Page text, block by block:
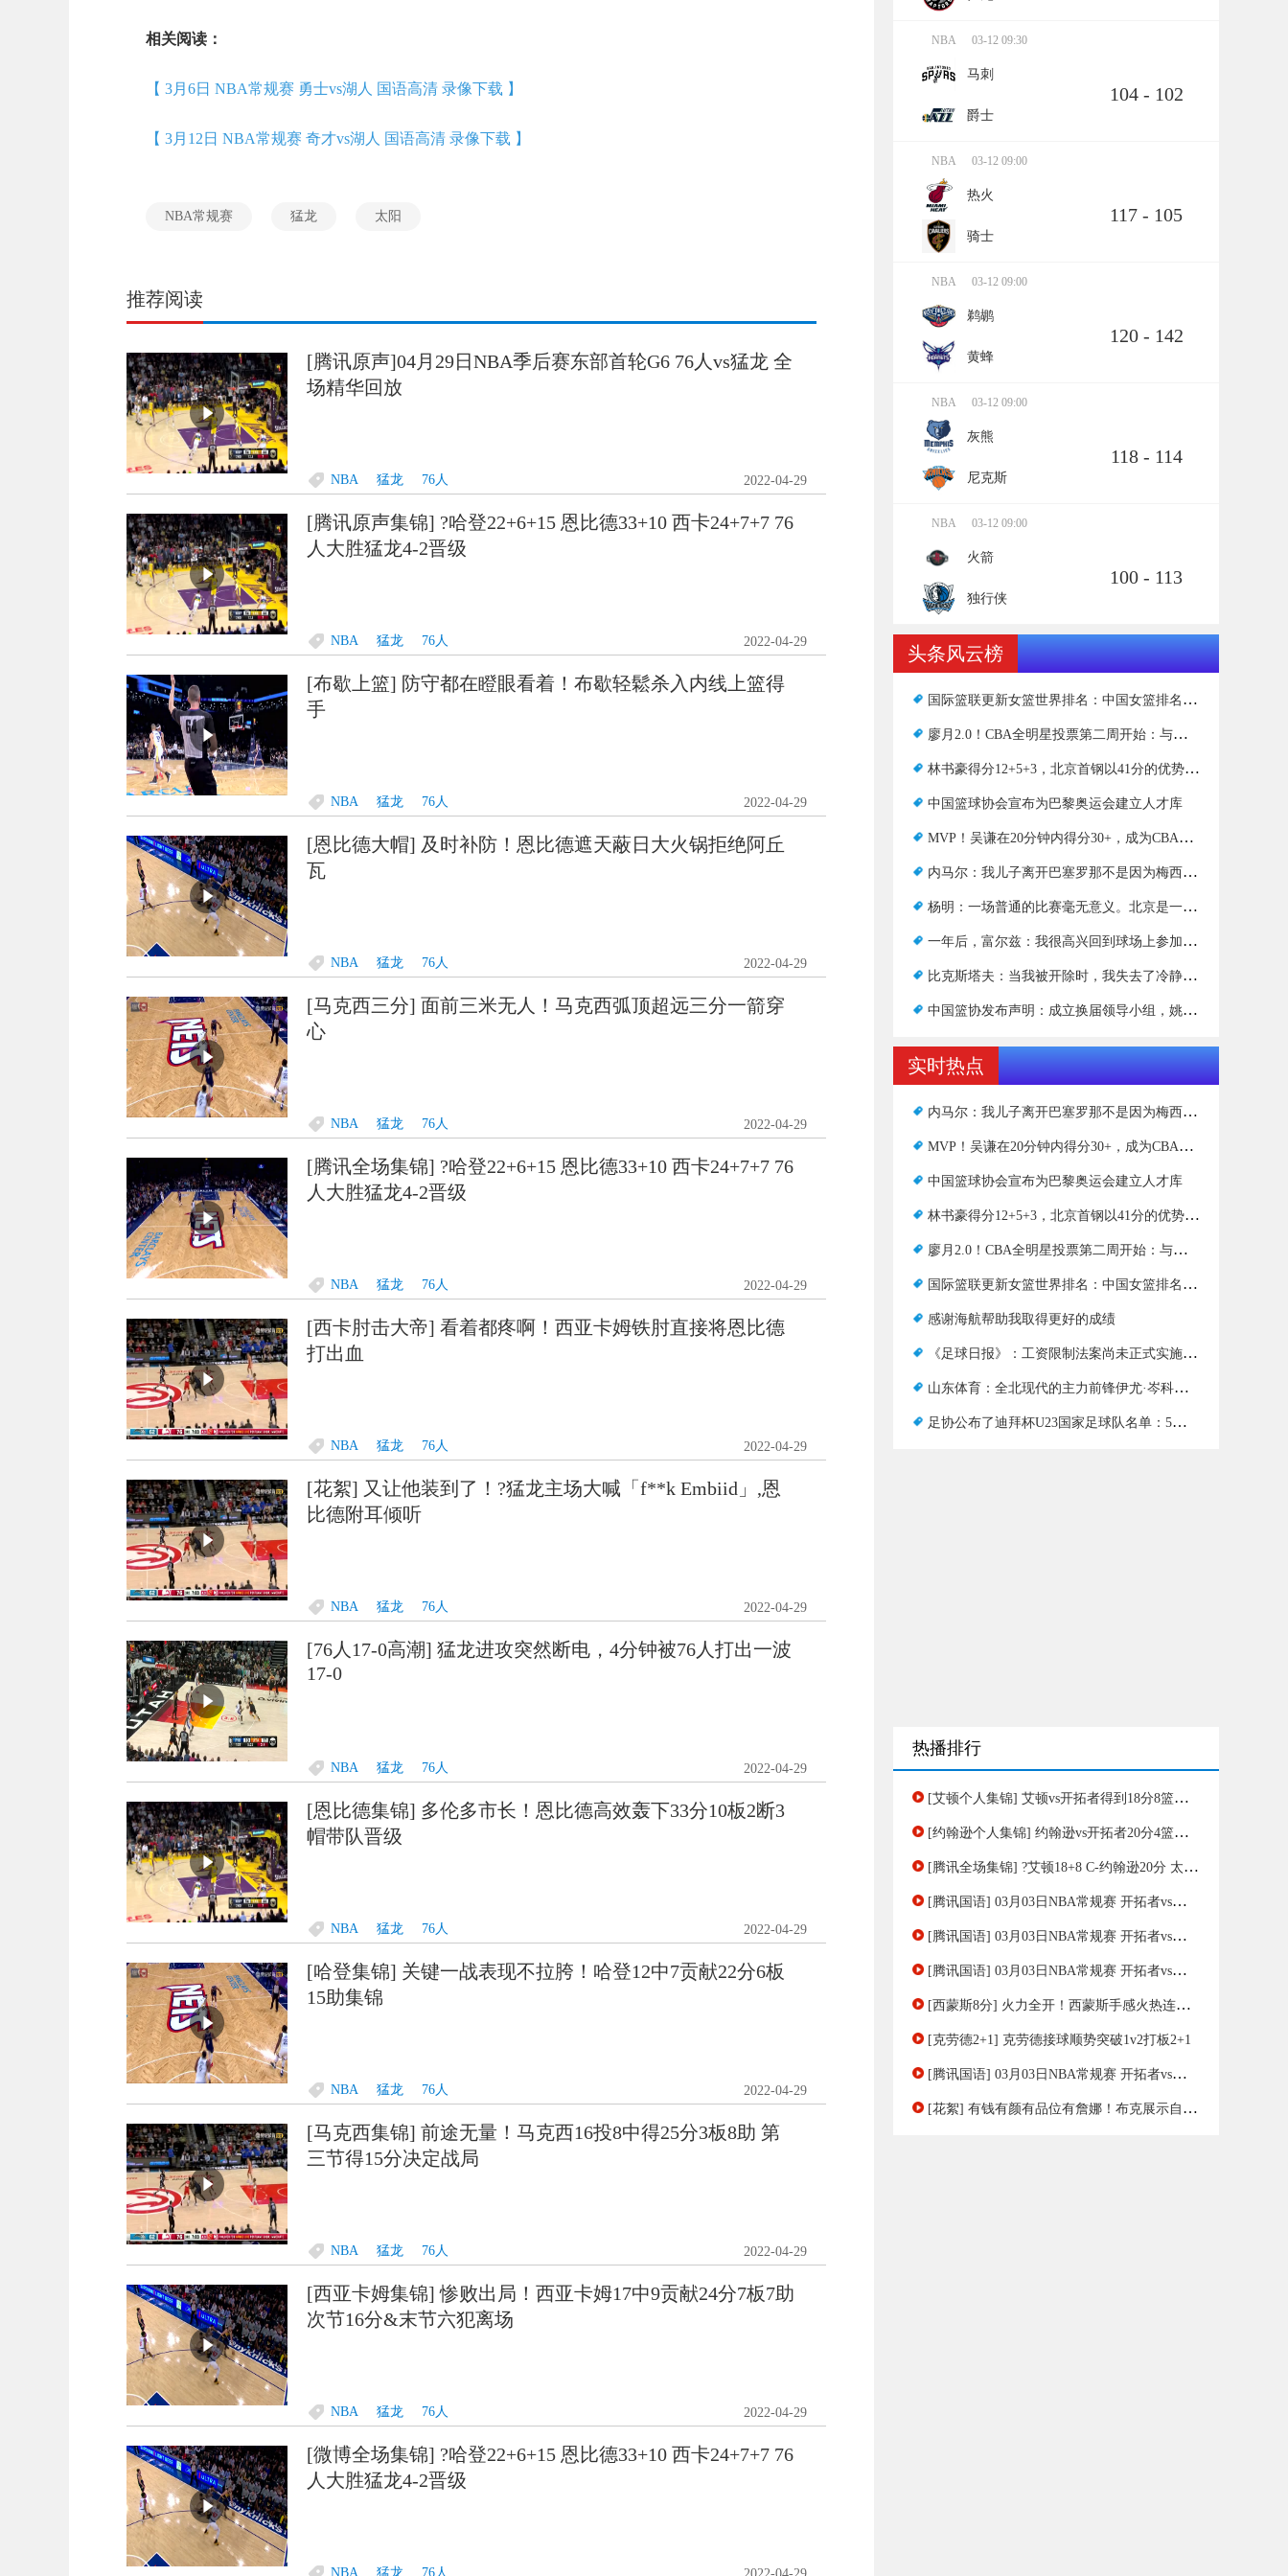
相关阅读：
【 3月6日 NBA常规赛 勇士vs湖人 国语高清 录像下载 】
【 3月12日 NBA常规赛 奇才vs湖人 国语高清 录像下载 】
NBA常规赛 猛龙 太阳
推荐阅读
[腾讯原声]04月29日NBA季后赛东部首轮G6 76人vs猛龙 全
场精华回放
NBA 猛龙 76人 2022-04-29
[腾讯原声集锦] ?哈登22+6+15 恩比德33+10 西卡24+7+7 76
人大胜猛龙4-2晋级
NBA 猛龙 76人 2022-04-29
[布歇上篮] 防守都在瞪眼看着！布歇轻鬆杀入内线上篮得
手
NBA 猛龙 76人 2022-04-29
[恩比德大帽] 及时补防！恩比德遮天蔽日大火锅拒绝阿丘
瓦
NBA 猛龙 76人 2022-04-29
[马克西三分] 面前三米无人！马克西弧顶超远三分一箭穿
心
NBA 猛龙 76人 2022-04-29
[腾讯全场集锦] ?哈登22+6+15 恩比德33+10 西卡24+7+7 76
人大胜猛龙4-2晋级
NBA 猛龙 76人 2022-04-29
[西卡肘击大帝] 看着都疼啊！西亚卡姆铁肘直接将恩比德
打出血
NBA 猛龙 76人 2022-04-29
[花絮] 又让他装到了！?猛龙主场大喊「f**k Embiid」,恩
比德附耳倾听
NBA 猛龙 76人 2022-04-29
[76人17-0高潮] 猛龙进攻突然断电，4分钟被76人打出一波
17-0
NBA 猛龙 76人 2022-04-29
[恩比德集锦] 多伦多市长！恩比德高效轰下33分10板2断3
帽带队晋级
NBA 猛龙 76人 2022-04-29
[哈登集锦] 关键一战表现不拉胯！哈登12中7贡献22分6板
15助集锦
NBA 猛龙 76人 2022-04-29
[马克西集锦] 前途无量！马克西16投8中得25分3板8助 第
三节得15分决定战局
NBA 猛龙 76人 2022-04-29
[西亚卡姆集锦] 惨败出局！西亚卡姆17中9贡献24分7板7助
次节16分&末节六犯离场
NBA 猛龙 76人 2022-04-29
[微博全场集锦] ?哈登22+6+15 恩比德33+10 西卡24+7+7 76
人大胜猛龙4-2晋级
NBA 猛龙 76人
NBA 03-12 09:30
马刺
爵士
104 - 102
NBA 03-12 09:00
热火
骑士
117 - 105
NBA 03-12 09:00
鹈鹕
黄蜂
120 - 142
NBA 03-12 09:00
灰熊
尼克斯
118 - 114
NBA 03-12 09:00
火箭
独行侠
100 - 113
头条风云榜
国际篮联更新女篮世界排名：中国女篮排名第七
廖月2.0！CBA全明星投票第二周开始：与上周相比，任俊飞被沈子杰取代
林书豪得分12+5+3，北京首钢以41分的优势赢得新疆男篮
中国篮球协会宣布为巴黎奥运会建立人才库
MVP！吴谦在20分钟内得分30+，成为CBA近五个赛季的第二人
内马尔：我儿子离开巴塞罗那不是因为梅西。他一直把梅西视为偶像
杨明：一场普通的比赛毫无意义。北京是一支强大的球队
一年后，富尔兹：我很高兴回到球场上参加比赛
比克斯塔夫：当我被开除时，我失去了冷静。我需要提高，变得更好
中国篮协发布声明：成立换届领导小组，姚明出任组长，徐济成、宫鲁鸣等人为成员
实时热点
内马尔：我儿子离开巴塞罗那不是因为梅西。他一直把梅西视为偶像
MVP！吴谦在20分钟内得分30+，成为CBA近五个赛季的第二人
中国篮球协会宣布为巴黎奥运会建立人才库
林书豪得分12+5+3，北京首钢以41分的优势赢得新疆男篮
廖月2.0！CBA全明星投票第二周开始：与上周相比，任俊飞被沈子杰取代
国际篮联更新女篮世界排名：中国女篮排名第七
感谢海航帮助我取得更好的成绩
《足球日报》：工资限制法案尚未正式实施，或已成为转会窗口尚未开放的主要原因
山东体育：全北现代的主力前锋伊尤·岑科可能会加盟泰山
足协公布了迪拜杯U23国家足球队名单：5支来自大连，3支来自深圳申花
热播排行
[艾顿个人集锦] 艾顿vs开拓者得到18分8篮板集锦
[约翰逊个人集锦] 约翰逊vs开拓者20分4篮板4助集锦
[腾讯全场集锦] ?艾顿18+8 C-约翰逊20分 太阳大胜开拓者止连败
[腾讯国语] 03月03日NBA常规赛 开拓者vs太阳 第四节 录像
[腾讯国语] 03月03日NBA常规赛 开拓者vs太阳 第三节 录像
[腾讯国语] 03月03日NBA常规赛 开拓者vs太阳 第二节 录像
[西蒙斯8分] 火力全开！西蒙斯手感火热连飚8分
[克劳德2+1] 克劳德接球顺势突破1v2打板2+1
[腾讯国语] 03月03日NBA常规赛 开拓者vs太阳 第一节 录像
[花絮] 有钱有颜有品位有詹娜！布克展示自己位于凤凰城漂亮别墅